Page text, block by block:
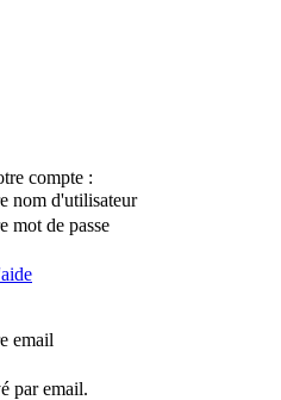
compte :
nom d'utilisateur
mot de passe
email
par email.